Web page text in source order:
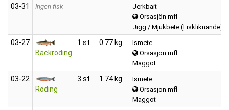
03‑31 Ingen fisk
Jerkbait
Orsasjön mfl
Jigg / Mjukbete (Fiskliknande)
03‑27
Bäckröding
1 st 0.77 kg
Ismete
Orsasjön mfl
Maggot
03‑22
Röding
3 st 1.74 kg
Ismete
Orsasjön mfl
Maggot